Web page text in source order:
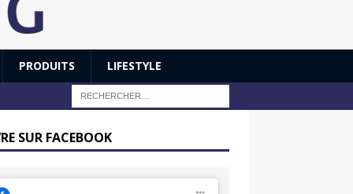
PRODUITS LIFESTYLE
SUR FACEBOOK